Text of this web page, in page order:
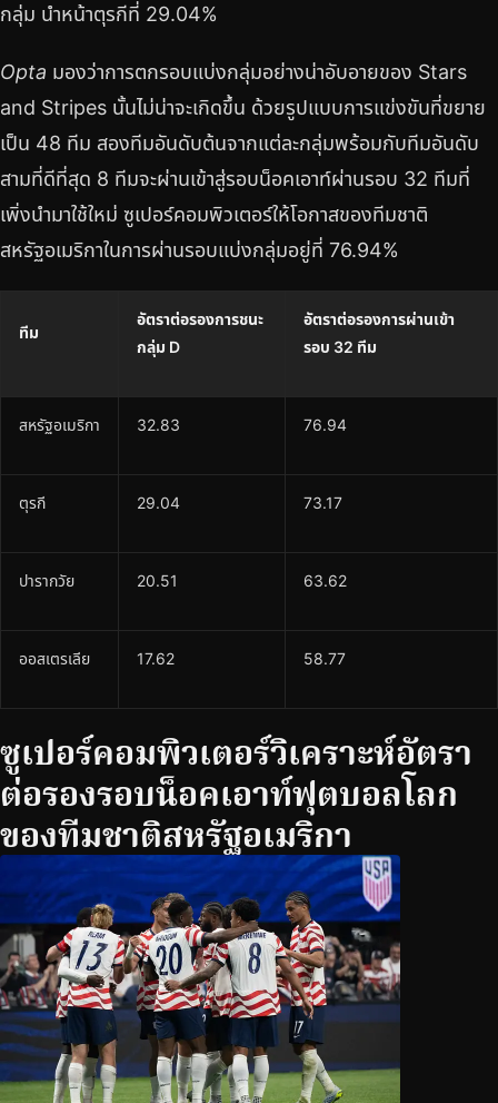
กลุ่ม นำหน้าตุรกีที่ 29.04%
Opta มองว่าการตกรอบแบ่งกลุ่มอย่างน่าอับอายของ Stars
and Stripes นั้นไม่น่าจะเกิดขึ้น ด้วยรูปแบบการแข่งขันที่ขยาย
เป็น 48 ทีม สองทีมอันดับต้นจากแต่ละกลุ่มพร้อมกับทีมอันดับ
สามที่ดีที่สุด 8 ทีมจะผ่านเข้าสู่รอบน็อคเอาท์ผ่านรอบ 32 ทีมที่
เพิ่งนำมาใช้ใหม่ ซูเปอร์คอมพิวเตอร์ให้โอกาสของทีมชาติ
สหรัฐอเมริกาในการผ่านรอบแบ่งกลุ่มอยู่ที่ 76.94%
ทีม
อัตราต่อรองการชนะ
กลุ่ม D
อัตราต่อรองการผ่านเข้า
รอบ 32 ทีม
สหรัฐอเมริกา 32.83 76.94
ตุรกี 29.04 73.17
ปารากวัย 20.51 63.62
ออสเตรเลีย 17.62 58.77
ซูเปอร์คอมพิวเตอร์วิเคราะห์อัตรา
ต่อรองรอบน็อคเอาท์ฟุตบอลโลก
ของทีมชาติสหรัฐอเมริกา